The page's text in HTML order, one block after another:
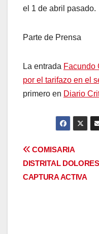
el 1 de abril pasado.
Parte de Prensa
La entrada Facundo
por el tarifazo en el
primero en Diario
de
COMISARIA
DISTRITAL
CAPTURA ACTIVA